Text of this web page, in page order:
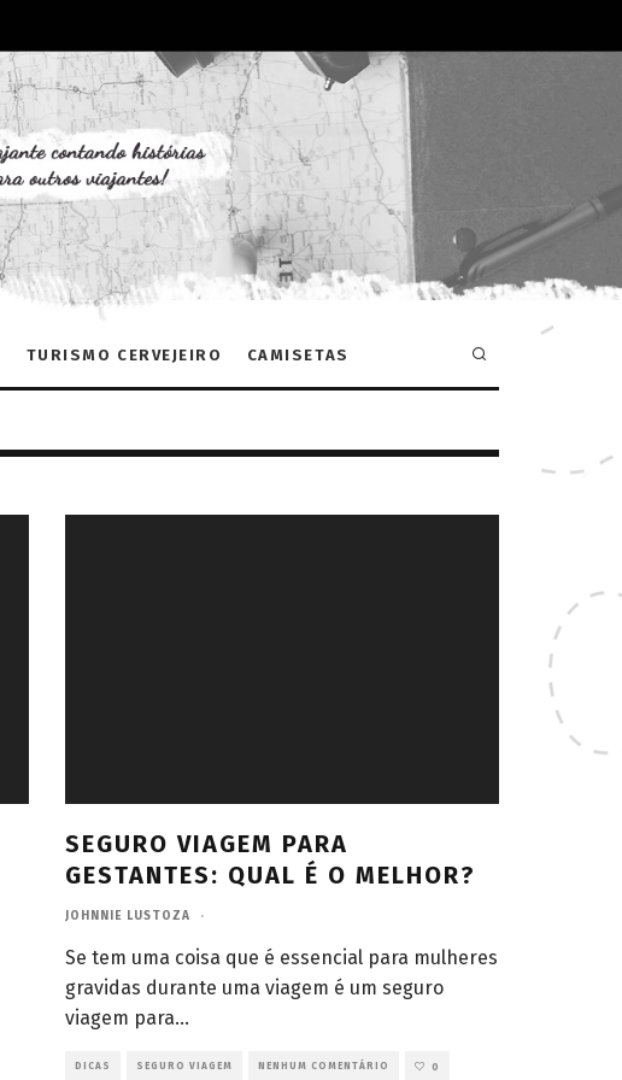
TURISMO CERVEJEIRO CAMISETAS
SEGURO VIAGEM PARA
GESTANTES: QUAL É O MELHOR?
JOHNNIE LUSTOZA ·
Se tem uma coisa que é essencial para mulheres
gravidas durante uma viagem é um seguro
viagem para...
DICAS SEGURO VIAGEM NENHUM COMENTÁRIO 0